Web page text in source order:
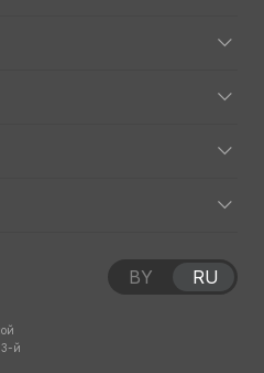
3-й
BY RU